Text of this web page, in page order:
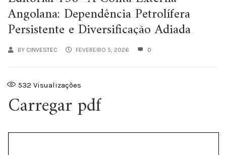
Angolana: Dependência Petrolífera
Persistente e Diversificação Adiada
BY CINVESTEC FEVEREIRO 5, 2026 0
532 Visualizações
Carregar pdf